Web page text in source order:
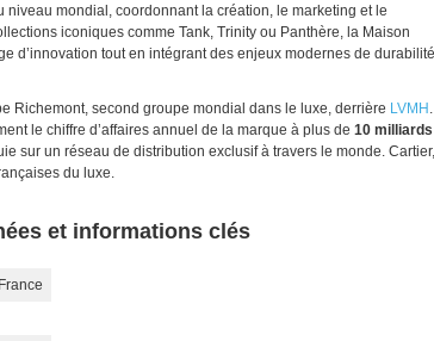
mondial, coordonnant la création, le marketing et le
iconiques comme Tank, Trinity ou Panthère, la Maison
d’innovation tout en intégrant des enjeux modernes de durabilité
Richemont, second groupe mondial dans le luxe, derrière LVMH
le chiffre d’affaires annuel de la marque à plus de 10 milliards
sur un réseau de distribution exclusif à travers le monde. Cartier,
du luxe.
et informations clés